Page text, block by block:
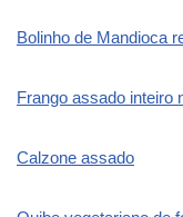
Bolinho de Mandioca
Frango assado inteiro
Calzone assado